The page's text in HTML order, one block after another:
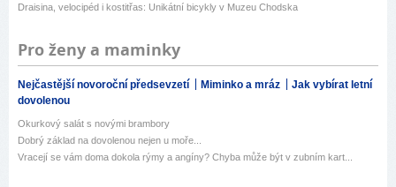
Draisina, velocipéd i kostitřas: Unikátní bicykly v Muzeu Chodska
Pro ženy a maminky
Nejčastější novoroční předsevzetí Miminko a mráz
Jak vybírat letní
dovolenou
Okurkový salát s novými brambory
Dobrý základ na dovolenou nejen u moře...
Vracejí se vám doma dokola rýmy a angíny? Chyba může být v zubním kart...